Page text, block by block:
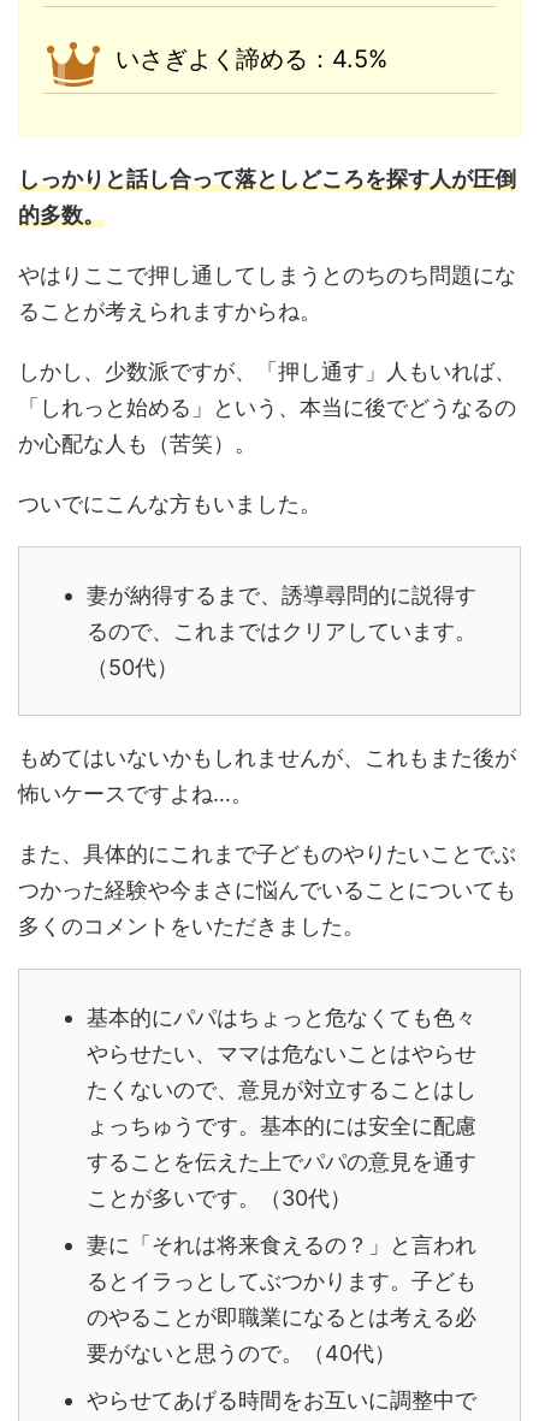
いさぎよく諦める：4.5%
しっかりと話し合って落としどころを探す人が圧倒
的多数。
やはりここで押し通してしまうとのちのち問題にな
ることが考えられますからね。
しかし、少数派ですが、「押し通す」人もいれば、
「しれっと始める」という、本当に後でどうなるの
か心配な人も（苦笑）。
ついでにこんな方もいました。
妻が納得するまで、誘導尋問的に説得す
るので、これまではクリアしています。
（50代）
もめてはいないかもしれませんが、これもまた後が
怖いケースですよね…。
また、具体的にこれまで子どものやりたいことでぶ
つかった経験や今まさに悩んでいることについても
多くのコメントをいただきました。
基本的にパパはちょっと危なくても色々
やらせたい、ママは危ないことはやらせ
たくないので、意見が対立することはし
ょっちゅうです。 基本的には安全に配慮
することを伝えた上でパパの意見を通す
ことが多いです。（30代）
妻に「それは将来食えるの？」と言われ
るとイラっとしてぶつかります。 子ども
のやることが即職業になるとは考える必
要がないと思うので。（40代）
やらせてあげる時間をお互いに調整中で